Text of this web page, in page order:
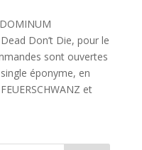
Don’t Die, pour le
sont ouvertes
éponyme, en
et